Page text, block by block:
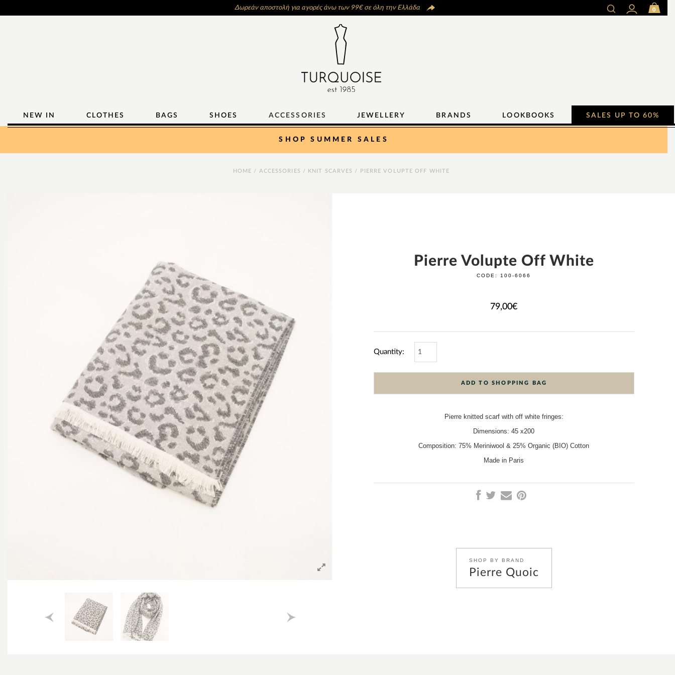
Δωρεάν αποστολή για αγορές άνω των 99€ σε όλη την Ελλάδα 0
NEW IN CLOTHES BAGS SHOES ACCESSORIES JEWELLERY BRANDS LOOKBOOKS SALES UP TO 60%
SHOP SUMMER SALES
HOME / ACCESSORIES / KNIT SCARVES / PIERRE VOLUPTE OFF WHITE
Pierre Volupte Off White
CODE: 100-6066
79,00€
Quantity:
ADD TO SHOPPING BAG
Pierre knitted scarf with off white fringes:
Dimensions: 45 x200
Composition: 75% Meriniwool & 25% Organic (BIO) Cotton
Made in Paris
SHOP BY BRAND
Pierre Quoic